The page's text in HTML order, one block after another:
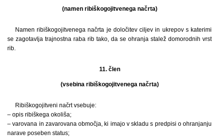
(namen ribiškogojitvenega načrta)
Namen ribiškogojitvenega načrta je določitev ciljev in ukrepov s katerimi
se zagotavlja trajnostna raba rib tako, da se ohranja stalež domorodnih vrst
rib.
11. člen
(vsebina ribiškogojitvenega načrta)
Ribiškogojitveni načrt vsebuje:
– opis ribiškega okoliša;
– varovana in zavarovana območja, ki imajo v skladu s predpisi o ohranjanju
narave poseben status;